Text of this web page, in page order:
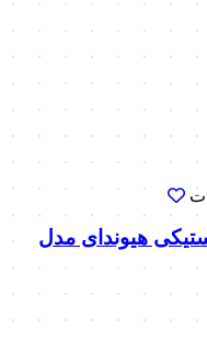
هیوندای مدل